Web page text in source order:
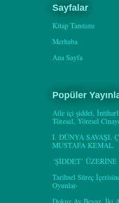
Sayfalar
Kitap Tanıtımı
Merhaba
Ana Sayfa
Popüler
Aile içi şiddet,
Töresel, Yöresel
I. DÜNYA SAVAŞI,
MUSTAFA KEMAL
‘ŞİDDET’ ÜZERİNE
Tarihsel Süreç
Oyunlar-
Dokuz Ay Beyaz, İki